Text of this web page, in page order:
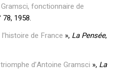
Gramsci, fonctionnaire de
78, 1958.
de France », La Pensée,
d’Antoine Gramsci », La